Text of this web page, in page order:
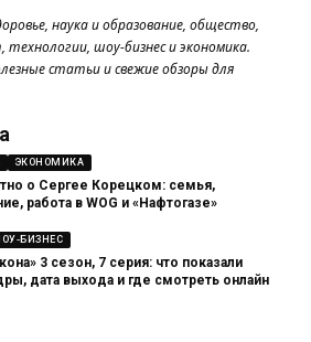
наука и образование, общество,
шоу-бизнес и экономика.
статьи и свежие обзоры для
ЭКОНОМИКА
о Сергее Корецком: семья,
работа в WOG и «Нафтогазе»
БИЗНЕС
3 сезон, 7 серия: что показали
дата выхода и где смотреть онлайн